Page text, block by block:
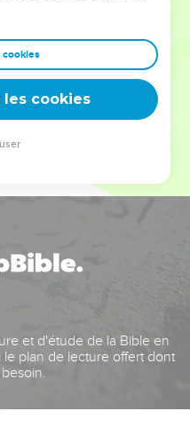
et responsables
afin que leurs erreurs
guidiez un ministère, une
leur expérience est faite
et d'étude de la Bible en
plan de lecture offert dont
cookies
cookies